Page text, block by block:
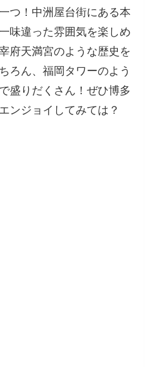
つ！中洲屋台街にある本
味違った雰囲気を楽しめ
府天満宮のような歴史を
ろん、福岡タワーのよう
盛りだくさん！ぜひ博多
ンジョイしてみては？